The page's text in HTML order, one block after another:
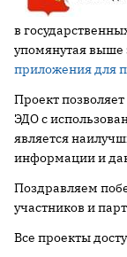
в
упомянутая выше
приложения для
Проект
ЭДО с
является
информации и
Поздравляем
участников и
Все проекты